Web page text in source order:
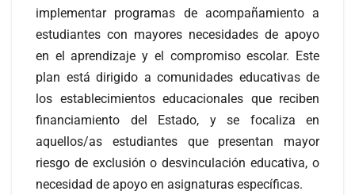
implementar programas de acompañamiento a
estudiantes con mayores necesidades de apoyo
en el aprendizaje y el compromiso escolar. Este
plan está dirigido a comunidades educativas de
los establecimientos educacionales que reciben
financiamiento del Estado, y se focaliza en
aquellos/as estudiantes que presentan mayor
riesgo de exclusión o desvinculación educativa, o
necesidad de apoyo en asignaturas específicas.